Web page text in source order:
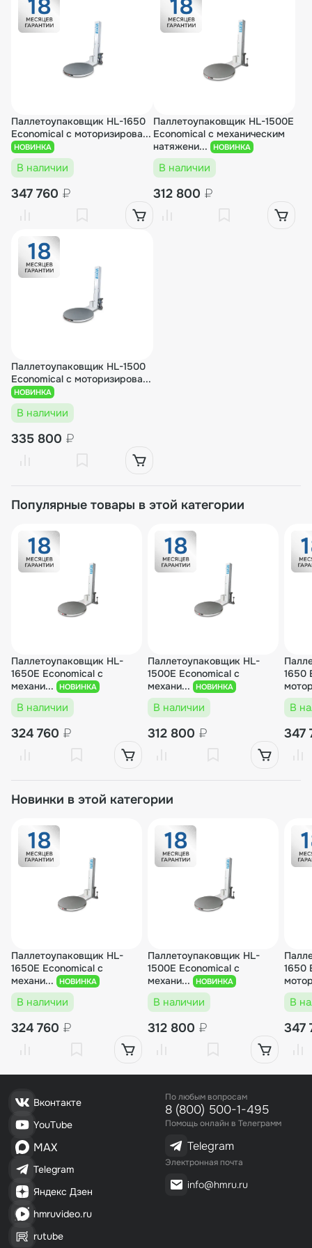
Паллетоупаковщик HL-1650
Economical с моторизирова...
НОВИНКА
В наличии
347 760 ₽
Паллетоупаковщик HL-1500E
Economical с механическим
натяжени...
НОВИНКА
В наличии
312 800 ₽
Паллетоупаковщик HL-1500
Economical с моторизирова...
НОВИНКА
В наличии
335 800 ₽
Популярные товары в этой категории
Паллетоупаковщик HL-
1650E Economical с
механи...
НОВИНКА
В наличии
324 760 ₽
Паллетоупаковщик HL-
1500E Economical с
механи...
НОВИНКА
В наличии
312 800 ₽
1650
В
347
Новинки в этой категории
Паллетоупаковщик HL-
1650E Economical с
механи...
НОВИНКА
В наличии
324 760 ₽
Паллетоупаковщик HL-
1500E Economical с
механи...
НОВИНКА
В наличии
312 800 ₽
1650
В
347
Вконтакте
YouTube
MAX
Telegram
Яндекс Дзен
hmruvideo.ru
rutube
По любым вопросам
8 (800) 500-1-495
Помощь онлайн в Телеграмм
Telegram
Электронная почта
info@hmru.ru